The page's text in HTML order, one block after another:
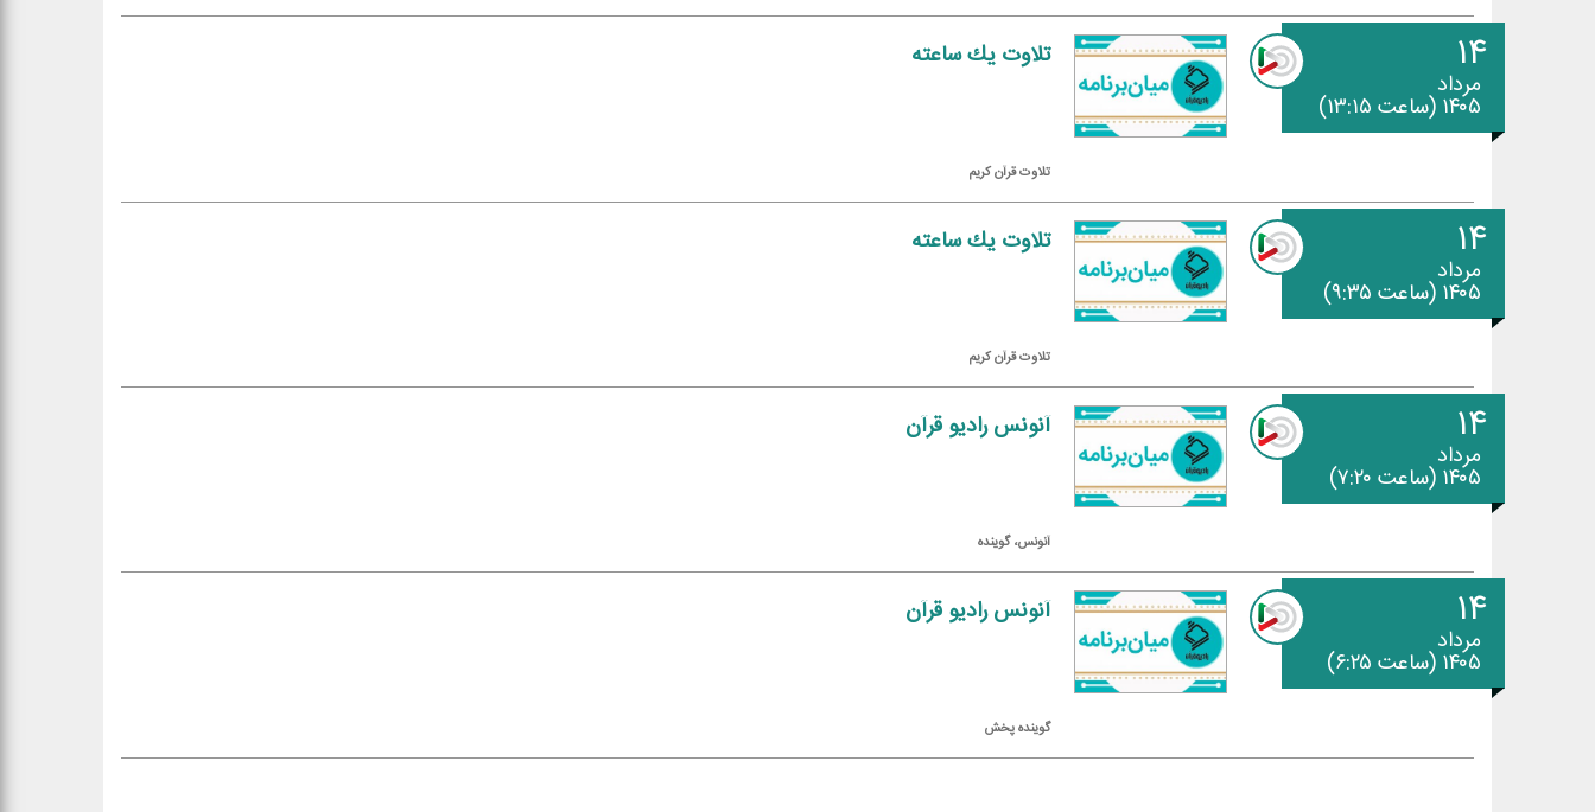
۱۴
مرداد
۱۴۰۵ (ساعت ۱۳:۱۵)
تلاوت یك ساعته
تلاوت قرآن كریم
۱۴
مرداد
۱۴۰۵ (ساعت ۹:۳۵)
تلاوت یك ساعته
تلاوت قرآن كریم
۱۴
مرداد
۱۴۰۵ (ساعت ۷:۲۰)
آنونس رادیو قرآن
آنونس، گوینده
۱۴
مرداد
۱۴۰۵ (ساعت ۶:۲۵)
آنونس رادیو قرآن
گوینده پخش